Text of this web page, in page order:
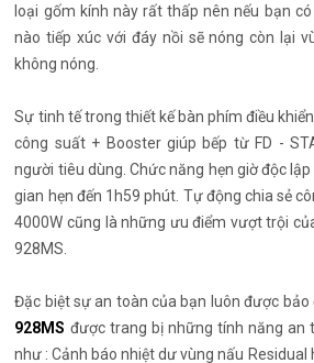
loại gốm kính này rất thấp nên nếu bạn
nào tiếp xúc với đáy nồi sẽ nóng còn lại
không nóng.
Sự tinh tế trong thiết kế bàn phím điều
công suất + Booster giúp bếp từ FD -
người tiêu dùng. Chức năng hẹn giờ độc
gian hẹn đến 1h59 phút. Tự động chia sẻ
4000W cũng là những ưu điểm vượt trội
928MS.
Đặc biệt sự an toàn của bạn luôn được bảo
928MS được trang bị những tính năng an
như : Cảnh báo nhiệt dư vùng nấu